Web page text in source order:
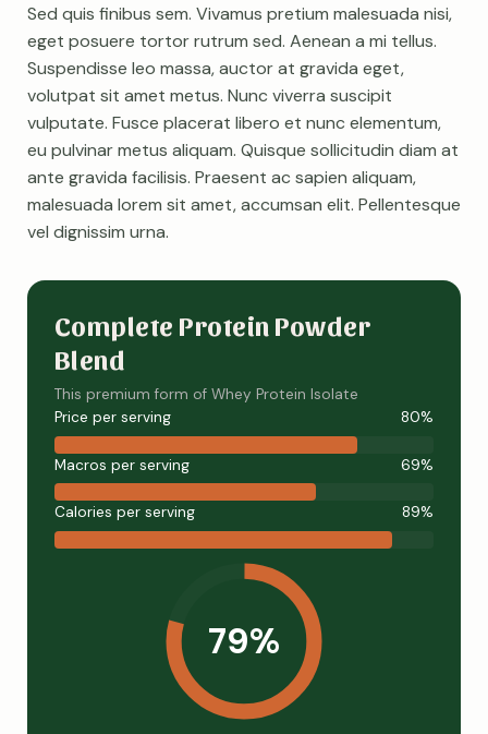
Sed quis finibus sem. Vivamus pretium malesuada nisi,
eget posuere tortor rutrum sed. Aenean a mi tellus.
Suspendisse leo massa, auctor at gravida eget,
volutpat sit amet metus. Nunc viverra suscipit
vulputate. Fusce placerat libero et nunc elementum,
eu pulvinar metus aliquam. Quisque sollicitudin diam at
ante gravida facilisis. Praesent ac sapien aliquam,
malesuada lorem sit amet, accumsan elit. Pellentesque
vel dignissim urna.
Complete Protein Powder
Blend
This premium form of Whey Protein Isolate
Price per serving
80%
Macros per serving 69%
Calories per serving 89%
79%